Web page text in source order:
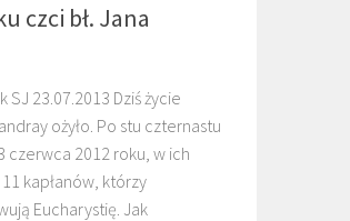
czci bł. Jana
SJ 23.07.2013 Dziś życie
ożyło. Po stu czternastu
czerwca 2012 roku, w ich
kapłanów, którzy
Eucharystię. Jak
MALAWI